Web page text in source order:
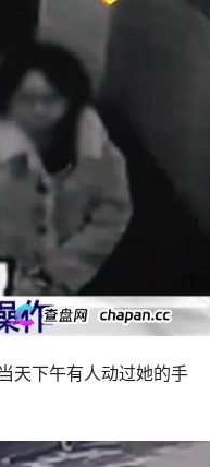
天下午有人动过她的手